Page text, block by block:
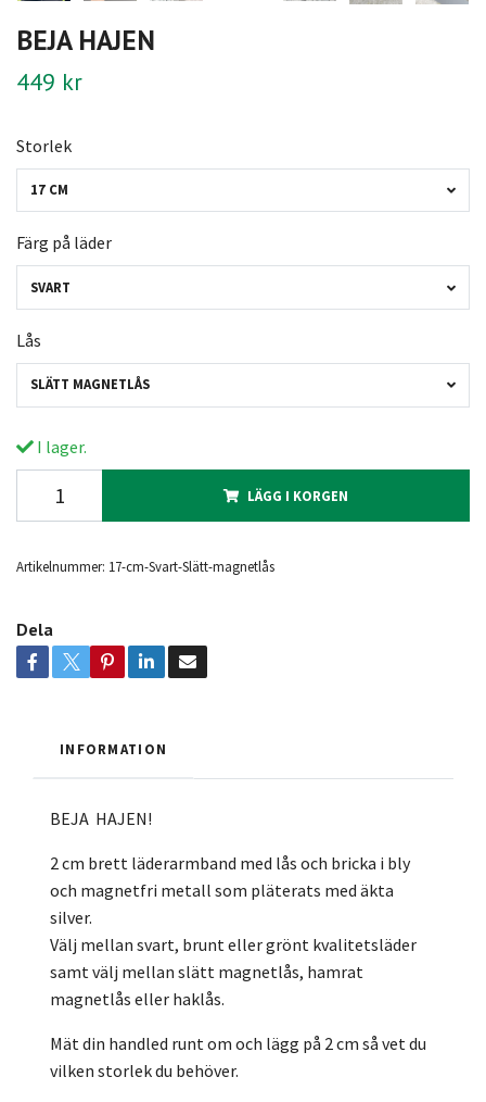
BEJA HAJEN
449 kr
Storlek
17 CM
Färg på läder
SVART
Lås
SLÄTT MAGNETLÅS
I lager.
LÄGG I KORGEN
Artikelnummer: 17-cm-Svart-Slätt-magnetlås
Dela
INFORMATION
BEJA HAJEN!
2 cm brett läderarmband med lås och bricka i bly
och magnetfri metall som pläterats med äkta
silver.
Välj mellan svart, brunt eller grönt kvalitetsläder
samt välj mellan slätt magnetlås, hamrat
magnetlås eller haklås.
Mät din handled runt om och lägg på 2 cm så vet du
vilken storlek du behöver.